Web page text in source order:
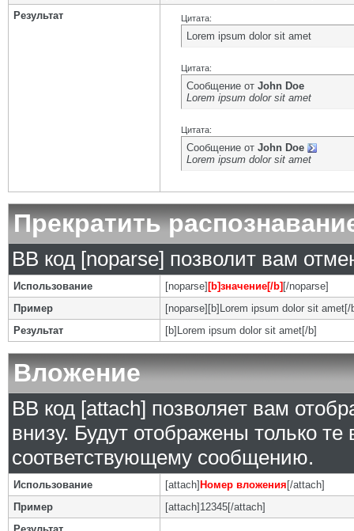
Результат
Цитата:
Lorem ipsum dolor sit amet
Цитата:
Сообщение от John Doe
Lorem ipsum dolor sit amet
Цитата:
Сообщение от John Doe
Lorem ipsum dolor sit amet
Прекратить
BB код [noparse] позволит вам
Использование [noparse] [b]значение[/b] [/noparse]
Пример
[noparse][b]Lorem ipsum dolor sit amet[/
Результат
[b]Lorem ipsum dolor sit amet[/b]
Вложение
BB код [attach] позволяет вам
внизу. Будут отображены только
соответствующему сообщению.
Использование [attach] Номер вложения [/attach]
Пример
[attach]12345[/attach]